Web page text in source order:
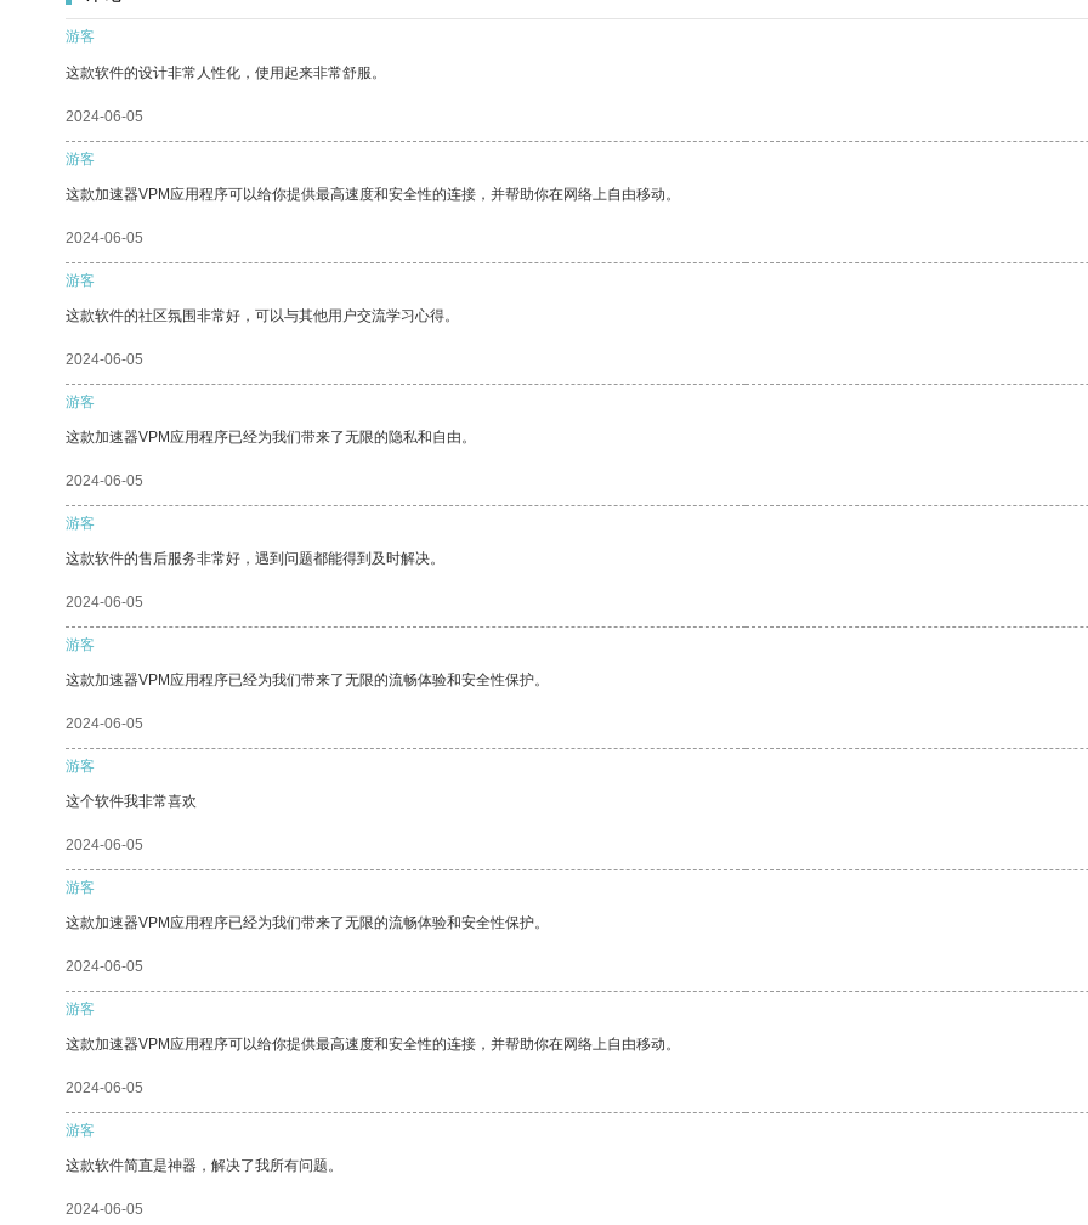
游客
这款软件的设计非常人性化，使用起来非常舒服。
2024-06-05
游客
这款加速器VPM应用程序可以给你提供最高速度和安全性的连接，并帮助你在网络上自由移动。
2024-06-05
游客
这款软件的社区氛围非常好，可以与其他用户交流学习心得。
2024-06-05
游客
这款加速器VPM应用程序已经为我们带来了无限的隐私和自由。
2024-06-05
游客
这款软件的售后服务非常好，遇到问题都能得到及时解决。
2024-06-05
游客
这款加速器VPM应用程序已经为我们带来了无限的流畅体验和安全性保护。
2024-06-05
游客
这个软件我非常喜欢
2024-06-05
游客
这款加速器VPM应用程序已经为我们带来了无限的流畅体验和安全性保护。
2024-06-05
游客
这款加速器VPM应用程序可以给你提供最高速度和安全性的连接，并帮助你在网络上自由移动。
2024-06-05
游客
这款软件简直是神器，解决了我所有问题。
2024-06-05